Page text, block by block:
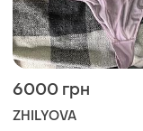
6000 грн
ZHILYOVA